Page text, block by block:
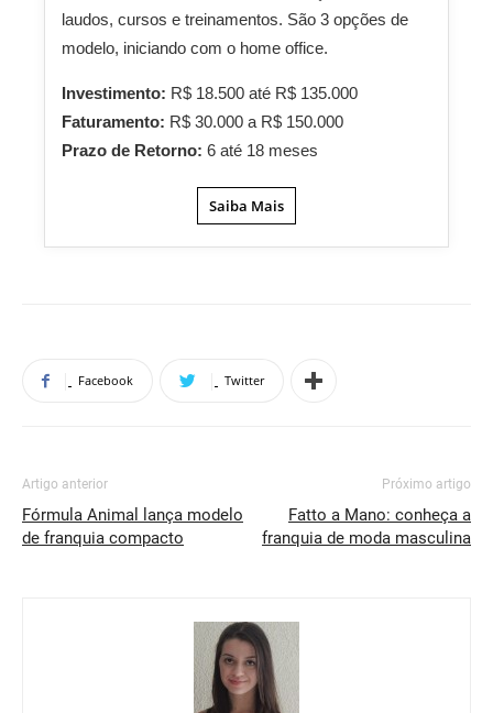
laudos, cursos e treinamentos. São 3 opções de
modelo, iniciando com o home office.
Investimento: R$ 18.500 até R$ 135.000
Faturamento: R$ 30.000 a R$ 150.000
Prazo de Retorno: 6 até 18 meses
Saiba Mais
Facebook Twitter
Artigo anterior
Fórmula Animal lança modelo
de franquia compacto
Próximo artigo
Fatto a Mano: conheça a
franquia de moda masculina